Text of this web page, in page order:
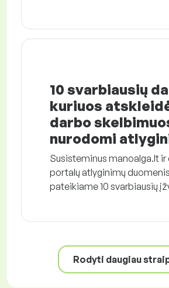
10 svarbiausių
kuriuos
darbo
nurodomi
Susisteminus manoalga.lt
portalų atlyginimų
pateikiame 10 svarbiausių
Rodyti daugiau